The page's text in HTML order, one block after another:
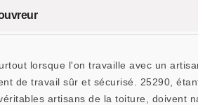
lorsque l'on travaille avec un
de travail sûr et sécurisé. 25290,
artisans de la toiture, doivent